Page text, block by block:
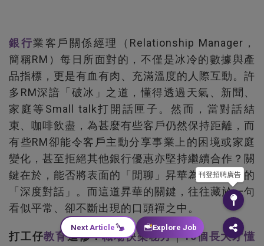
銀行業客戶關係經理（Relationship Manager，
簡稱RM）每日所面對的，不僅是冰冷的數據與產
品指標，更是有血有肉、充滿溫度的人際互動。許
多RM深諳「破冰」之道，懂得透過天氣、新聞、
家庭等Small talk打開話匣子。然而，當對話結
束、咖啡飲盡，為甚麼有些客戶仍然保持距離，而
有些RM卻能令客戶主動分享事業上的困境或家庭
變化，甚至拒絕其他銀行優惠亦堅持繼續合作？關
鍵在於，能否將表面的「閒聊」昇華為觸動人心的
「深度對話」。而這道昇華的關鍵，往往藏於一句
看似平常、卻不斷出現的口頭禪之中。
打工仔教育進修：職場快樂秘方｜10個長大才懂
刊登招聘廣告
Next Article Explore Job